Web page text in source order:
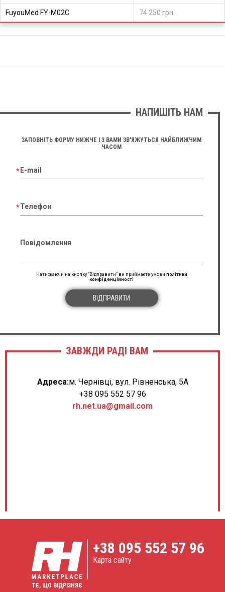
FuyouMed FY-M02C 74 250 грн.
НАПИШІТЬ НАМ
ЗАПОВНІТЬ ФОРМУ НИЖЧЕ І З ВАМИ ЗВ'ЯЖУТЬСЯ НАЙБЛИЖЧИМ
ЧАСОМ
E-mail
Телефон
Повідомлення
Натискаючи на кнопку "Відправити" ви приймаєте умови політики
конфіденційності
ВІДПРАВИТИ
ЗАВЖДИ РАДІ ВАМ
Адреса:м. Чернівці, вул. Рівненська, 5А
+38 095 552 57 96
rh.net.ua@gmail.com
ТЕ, ЩО ВІДРІЗНЯЄ
+38 095 552 57 96
Карта сайту